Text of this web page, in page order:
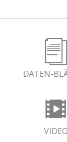
DATEN-
VIDEO